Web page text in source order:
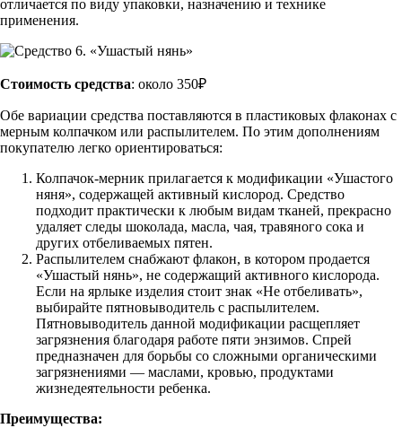
отличается по виду упаковки, назначению и технике
применения.
Стоимость средства: около 350₽
Обе вариации средства поставляются в пластиковых флаконах с
мерным колпачком или распылителем. По этим дополнениям
покупателю легко ориентироваться:
Колпачок-мерник прилагается к модификации «Ушастого
няня», содержащей активный кислород. Средство
подходит практически к любым видам тканей, прекрасно
удаляет следы шоколада, масла, чая, травяного сока и
других отбеливаемых пятен.
Распылителем снабжают флакон, в котором продается
«Ушастый нянь», не содержащий активного кислорода.
Если на ярлыке изделия стоит знак «Не отбеливать»,
выбирайте пятновыводитель с распылителем.
Пятновыводитель данной модификации расщепляет
загрязнения благодаря работе пяти энзимов. Спрей
предназначен для борьбы со сложными органическими
загрязнениями — маслами, кровью, продуктами
жизнедеятельности ребенка.
Преимущества: